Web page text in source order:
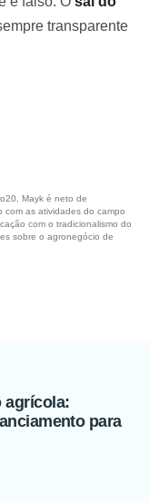
transparente
Mayk é neto de
com as atividades do campo
com o tradicionalismo do
sobre o agronegócio de
agrícola:
para